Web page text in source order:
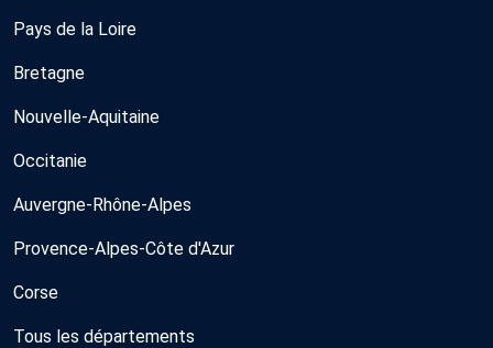
Pays de la Loire
Bretagne
Nouvelle-Aquitaine
Occitanie
Auvergne-Rhône-Alpes
Provence-Alpes-Côte d'Azur
Corse
Tous les départements